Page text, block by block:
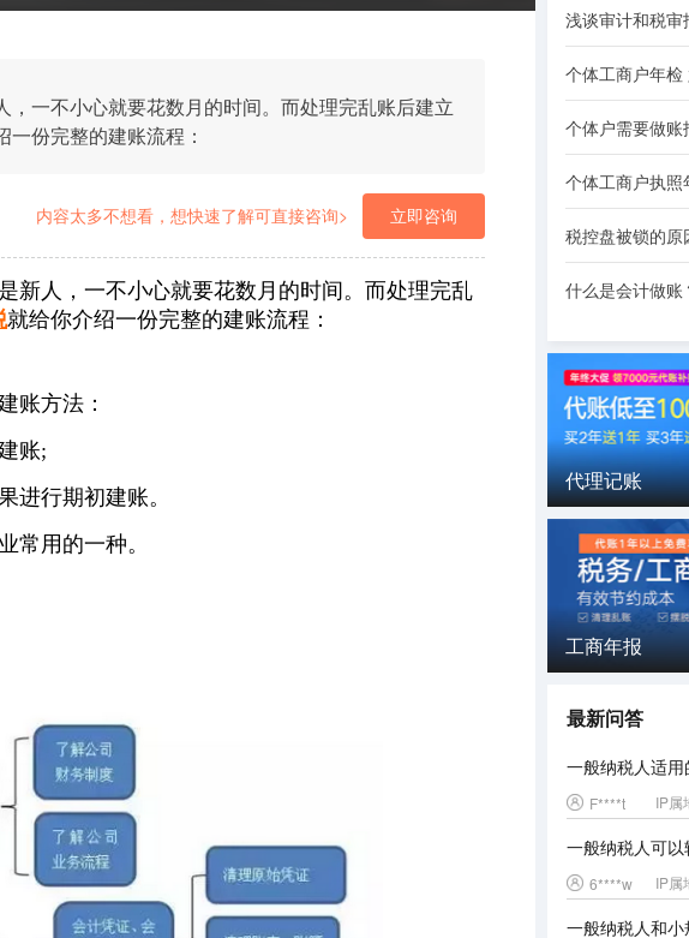
一不小心就要花数月的时间。而处理完乱账后建立
份完整的建账流程：
内容太多不想看，想快速了解可直接咨询> 立即咨询
新人，一不小心就要花数月的时间。而处理完乱
就给你介绍一份完整的建账流程：
账方法：
账;
进行期初建账。
常用的一种。
浅谈审计和税审
个体户需要做账
个体工商户执
税控盘被锁的
代理记账
工商年报
最新问答
一般纳税人适
F****t IP属
一般纳税人可
6****w IP属
一般纳税人和